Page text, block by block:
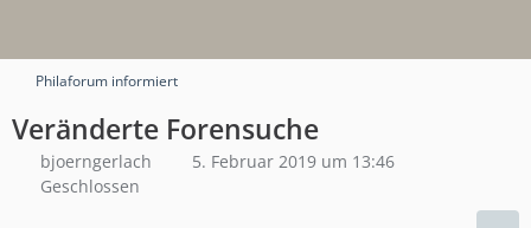
Philaforum informiert
Veränderte Forensuche
bjoerngerlach
5. Februar 2019 um 13:46
Geschlossen